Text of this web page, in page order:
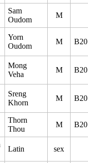
Sam
Oudom
M
Yorn
Oudom
M
Mong
Veha
M
Sreng
Khorn
M
Thorn
Thou
M
Latin sex